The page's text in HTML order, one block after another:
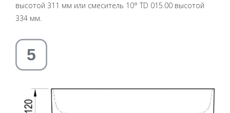
высотой 311 мм или смеситель 10° TD 015.00 высотой
334 мм.